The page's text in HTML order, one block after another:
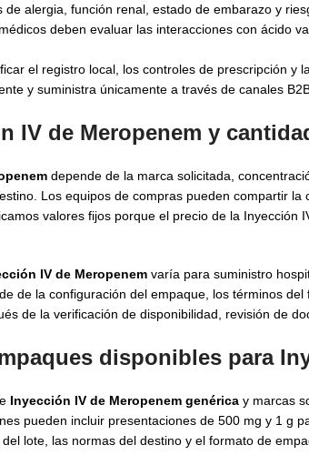
de alergia, función renal, estado de embarazo y
deben evaluar las interacciones con ácido
el registro local, los controles de prescripción y
y suministra únicamente a través de canales
IV de Meropenem y
depende de la marca solicitada,
Los equipos de compras pueden compartir
valores fijos porque el precio de la
IV de Meropenem varía para suministro
de la configuración del empaque, los términos
de la verificación de disponibilidad, revisión de
disponibles para
Inyección IV de Meropenem genérica y marcas
pueden incluir presentaciones de 500 mg y 1 g
lote, las normas del destino y el formato de